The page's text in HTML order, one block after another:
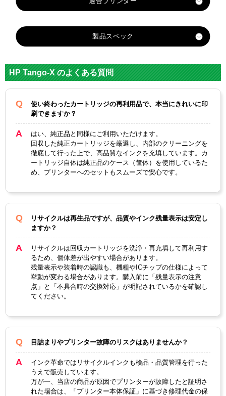
製品スペック
メーカー
hp
対応
純正型番
カラー
顔料・染料 顔料
ICチップ あり
製品タイプ リサイクルインク
HP Tango-X のよくある質問
使い終わったカートリッジの再利用品で、本当にきれいに印
刷できますか？
はい、純正品と同様にご利用いただけます。
回収した純正カートリッジを厳選し、内部のクリーニングを
徹底して行った上で、高品質なインクを充填しています。カ
ートリッジ自体は純正品のケース（筐体）を使用しているた
め、プリンターへのセットもスムーズで安心です。
リサイクルは再生品ですが、品質やインク残量表示は安定し
ますか？
リサイクルは回収カートリッジを洗浄・再充填して再利用す
るため、個体差が出やすい場合があります。
残量表示や装着時の認識も、機種やICチップの仕様によって
挙動が変わる場合があります。購入前に「残量表示の注意
点」と「不具合時の交換対応」が明記されているかを確認し
てください。
目詰まりやプリンター故障のリスクはありませんか？
インク革命ではリサイクルインクも検品・品質管理を行った
うえで販売しています。
万が一、当店の商品が原因でプリンターが故障したと証明さ
れた場合は、「プリンター本体保証」に基づき修理代金の保